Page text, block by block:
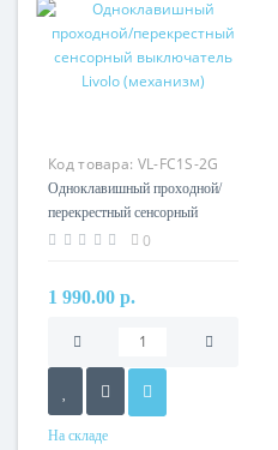
Код товара: VL-FC1S-2G
Одноклавишный проходной/
перекрестный сенсорный
выключатель Livolo
0
1 990.00 р.
На складе